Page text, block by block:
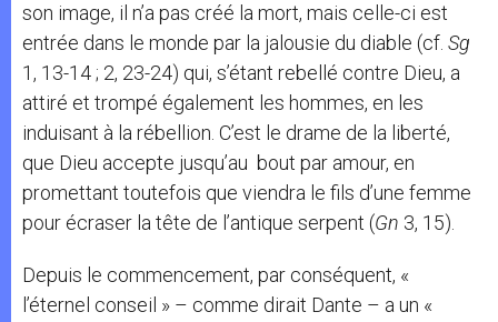
son image, il n’a pas créé la mort, mais celle-ci est
entrée dans le monde par la jalousie du diable (cf. Sg
1, 13-14 ; 2, 23-24) qui, s’étant rebellé contre Dieu, a
attiré et trompé également les hommes, en les
induisant à la rébellion. C’est le drame de la liberté,
que Dieu accepte jusqu’au bout par amour, en
promettant toutefois que viendra le fils d’une femme
pour écraser la tête de l’antique serpent (Gn 3, 15).
Depuis le commencement, par conséquent, «
l’éternel conseil » – comme dirait Dante – a un «